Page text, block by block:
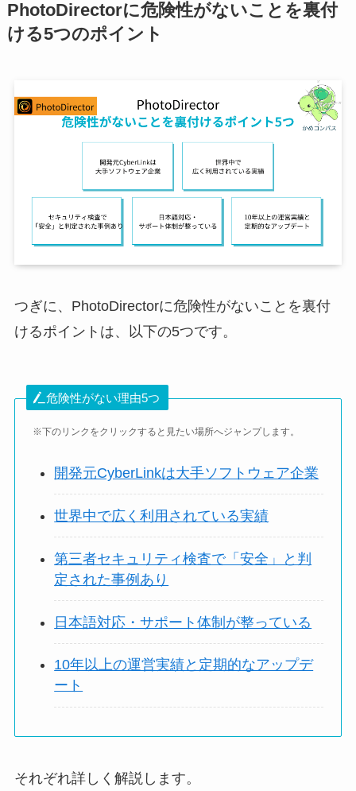
PhotoDirectorに危険性がないことを裏付
ける5つのポイント
つぎに、PhotoDirectorに危険性がないことを裏付
けるポイントは、以下の5つです。
危険性がない理由5つ
※下のリンクをクリックすると見たい場所へジャンプします。
開発元CyberLinkは大手ソフトウェア企業
世界中で広く利用されている実績
第三者セキュリティ検査で「安全」と判
定された事例あり
日本語対応・サポート体制が整っている
10年以上の運営実績と定期的なアップデ
ート
それぞれ詳しく解説します。